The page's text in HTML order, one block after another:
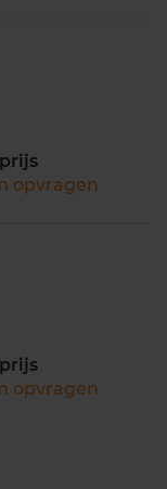
opvragen
opvragen